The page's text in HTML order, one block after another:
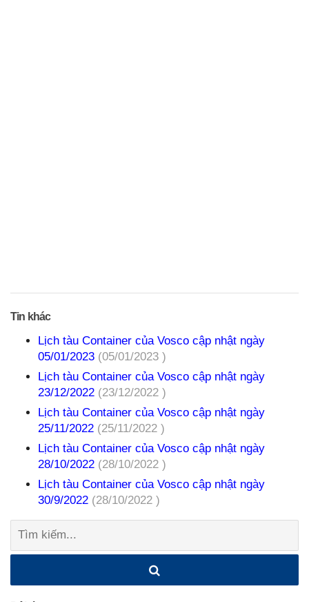
Tin khác
Lịch tàu Container của Vosco cập nhật ngày
05/01/2023 (05/01/2023 )
Lịch tàu Container của Vosco cập nhật ngày
23/12/2022 (23/12/2022 )
Lịch tàu Container của Vosco cập nhật ngày
25/11/2022 (25/11/2022 )
Lịch tàu Container của Vosco cập nhật ngày
28/10/2022 (28/10/2022 )
Lịch tàu Container của Vosco cập nhật ngày
30/9/2022 (28/10/2022 )
Tìm